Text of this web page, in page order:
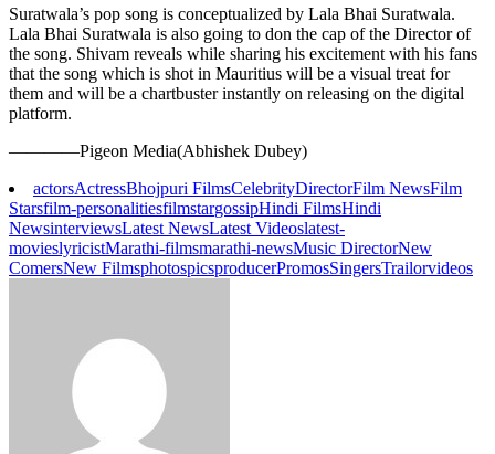
Suratwala’s pop song is conceptualized by Lala Bhai Suratwala.
Lala Bhai Suratwala is also going to don the cap of the Director of
the song. Shivam reveals while sharing his excitement with his fans
that the song which is shot in Mauritius will be a visual treat for
them and will be a chartbuster instantly on releasing on the digital
platform.
————Pigeon Media(Abhishek Dubey)
actorsActressBhojpuri FilmsCelebrityDirectorFilm NewsFilm
Starsfilm-personalitiesfilmstargossipHindi FilmsHindi
NewsinterviewsLatest NewsLatest Videoslatest-
movieslyricistMarathi-filmsmarathi-newsMusic DirectorNew
ComersNew FilmsphotospicsproducerPromosSingersTrailorvideos